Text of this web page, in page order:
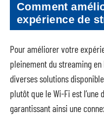
Comment
expérience de
Pour améliorer votre
pleinement du streaming
diverses solutions
plutôt que le Wi-Fi est
garantissant ainsi une